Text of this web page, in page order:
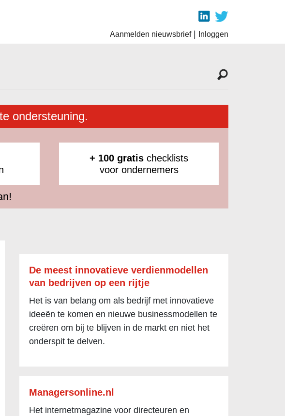
Aanmelden nieuwsbrief| Inloggen
ondersteuning.
+ 100 gratis checklists
voor ondernemers
De meest innovatieve verdienmodellen
van bedrijven op een rijtje
Het is van belang om als bedrijf met innovatieve
ideeën te komen en nieuwe businessmodellen te
creëren om bij te blijven in de markt en niet het
onderspit te delven.
Managersonline.nl
Het internetmagazine voor directeuren en